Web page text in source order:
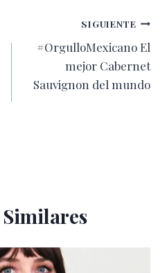
SIGUIENTE
#OrgulloMexicano El
mejor Cabernet
Sauvignon del mundo